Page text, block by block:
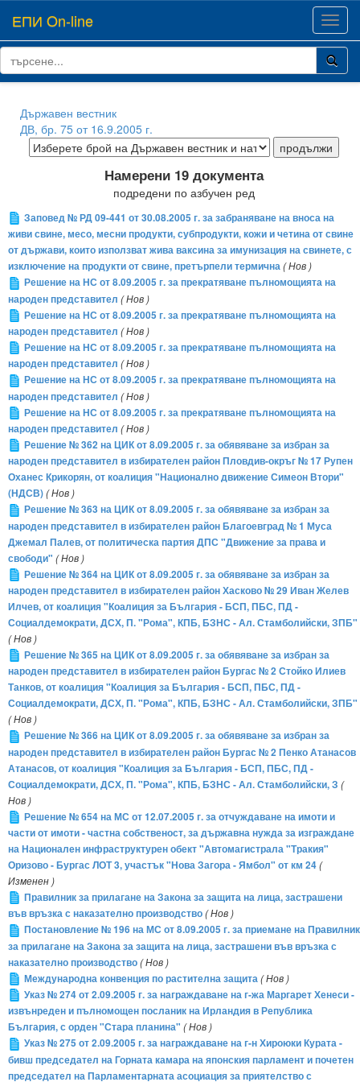
ЕПИ On-line
Държавен вестник
ДВ, бр. 75 от 16.9.2005 г.
Намерени 19 документа
подредени по азбучен ред
Заповед № РД 09-441 от 30.08.2005 г. за забраняване на вноса на
живи свине, месо, месни продукти, субпродукти, кожи и четина от свине
от държави, които използват жива ваксина за имунизация на свинете, с
изключение на продукти от свине, претърпели термична( Нов )
Решение на НС от 8.09.2005 г. за прекратяване пълномощията на
народен представител ( Нов )
Решение на НС от 8.09.2005 г. за прекратяване пълномощията на
народен представител ( Нов )
Решение на НС от 8.09.2005 г. за прекратяване пълномощията на
народен представител ( Нов )
Решение на НС от 8.09.2005 г. за прекратяване пълномощията на
народен представител ( Нов )
Решение на НС от 8.09.2005 г. за прекратяване пълномощията на
народен представител ( Нов )
Решение № 362 на ЦИК от 8.09.2005 г. за обявяване за избран за
народен представител в избирателен район Пловдив-окръг № 17 Рупен
Оханес Крикорян, от коалиция "Национално движение Симеон Втори"
(НДСВ)( Нов )
Решение № 363 на ЦИК от 8.09.2005 г. за обявяване за избран за
народен представител в избирателен район Благоевград № 1 Муса
Джемал Палев, от политическа партия ДПС "Движение за права и
свободи" ( Нов )
Решение № 364 на ЦИК от 8.09.2005 г. за обявяване за избран за
народен представител в избирателен район Хасково № 29 Иван Желев
Илчев, от коалиция "Коалиция за България - БСП, ПБС, ПД -
Социалдемократи, ДСХ, П. "Рома", КПБ, БЗНС - Ал. Стамболийски, ЗПБ"
( Нов )
Решение № 365 на ЦИК от 8.09.2005 г. за обявяване за избран за
народен представител в избирателен район Бургас № 2 Стойко Илиев
Танков, от коалиция "Коалиция за България - БСП, ПБС, ПД -
Социалдемократи, ДСХ, П. "Рома", КПБ, БЗНС - Ал. Стамболийски, ЗПБ"
( Нов )
Решение № 366 на ЦИК от 8.09.2005 г. за обявяване за избран за
народен представител в избирателен район Бургас № 2 Пенко Атанасов
Атанасов, от коалиция "Коалиция за България - БСП, ПБС, ПД -
Социалдемократи, ДСХ, П. "Рома", КПБ, БЗНС - Ал. Стамболийски, З (
Нов )
Решение № 654 на МС от 12.07.2005 г. за отчуждаване на имоти и
части от имоти - частна собственост, за държавна нужда за изграждане
на Национален инфраструктурен обект "Автомагистрала "Тракия"
Оризово - Бургас ЛОТ 3, участък "Нова Загора - Ямбол" от км 24(
Изменен )
Правилник за прилагане на Закона за защита на лица, застрашени
във връзка с наказателно производство( Нов )
Постановление № 196 на МС от 8.09.2005 г. за приемане на Правилник
за прилагане на Закона за защита на лица, застрашени във връзка с
наказателно производство( Нов )
Международна конвенция по растителна защита( Нов )
Указ № 274 от 2.09.2005 г. за награждаване на г-жа Маргарет Хенеси -
извънреден и пълномощен посланик на Ирландия в Република
България, с орден "Стара планина" ( Нов )
Указ № 275 от 2.09.2005 г. за награждаване на г-н Хироюки Курата -
бивш председател на Горната камара на японския парламент и почетен
председател на Парламентарната асоциация за приятелство с